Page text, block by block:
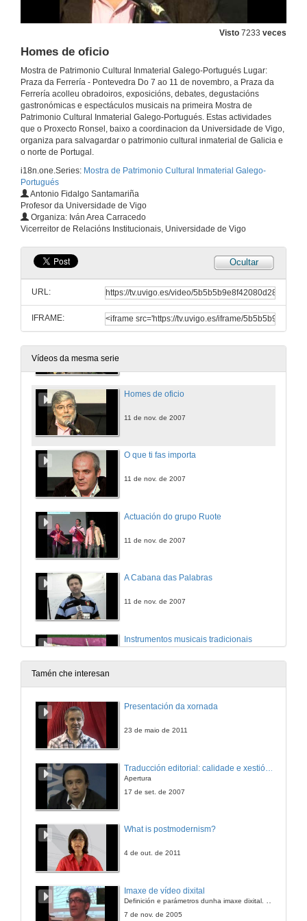
Visto 7233 veces
Homes de oficio
Mostra de Patrimonio Cultural Inmaterial Galego-Portugués Lugar:
Praza da Ferrería - Pontevedra Do 7 ao 11 de novembro, a Praza da
Ferrería acolleu obradoiros, exposicións, debates, degustacións
gastronómicas e espectáculos musicais na primeira Mostra de
Patrimonio Cultural Inmaterial Galego-Portugués. Estas actividades
que o Proxecto Ronsel, baixo a coordinacion da Universidade de Vigo,
organiza para salvagardar o patrimonio cultural inmaterial de Galicia e
o norte de Portugal.
i18n.one.Series: Mostra de Patrimonio Cultural Inmaterial Galego-
Portugués
Antonio Fidalgo Santamariña
Profesor da Universidade de Vigo
Organiza: Iván Area Carracedo
Vicerreitor de Relacións Institucionais, Universidade de Vigo
Ocultar
URL:
IFRAME:
Vídeos da mesma serie
Actuación das Cantareiras Dignas del Querer de Pontecaldelas
Actuación das Pandereteiras de Toutón
10 de nov. de 2007
10 de nov. de 2007
10 de nov. de 2007
Actuación da Charanga de Ultreia
10 de nov. de 2007
Actuación das Pandereteiras de A Ermida
Homes de oficio
11 de nov. de 2007
O que ti fas importa
11 de nov. de 2007
Actuación do grupo Ruote
11 de nov. de 2007
A Cabana das Palabras
11 de nov. de 2007
Instrumentos musicais tradicionais
11 de nov. de 2007
Tamén che interesan
Presentación da xornada
23 de maio de 2011
Apertura
17 de set. de 2007
What is postmodernism?
4 de out. de 2011
Imaxe de vídeo dixital
Definición e parámetros dunha imaxe dixital. Resolución e Aspecto. Profundidade da cor. Compresión. Frame por segundo. Entrelazado. Campos, cadros
7 de nov. de 2005